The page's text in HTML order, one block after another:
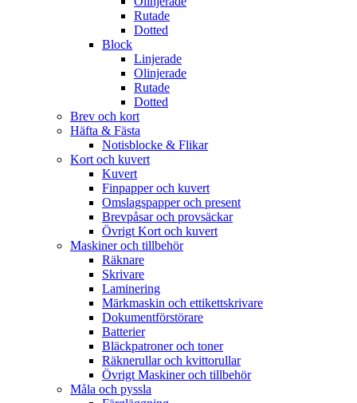
Rutade
Dotted
Block
Linjerade
Olinjerade
Rutade
Dotted
Brev och kort
Häfta & Fästa
Notisblocke & Flikar
Kort och kuvert
Kuvert
Finpapper och kuvert
Omslagspapper och present
Brevpåsar och provsäckar
Övrigt Kort och kuvert
Maskiner och tillbehör
Räknare
Skrivare
Laminering
Märkmaskin och ettikettskrivare
Dokumentförstörare
Batterier
Bläckpatroner och toner
Räknerullar och kvittorullar
Övrigt Maskiner och tillbehör
Måla och pyssla